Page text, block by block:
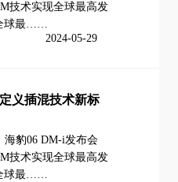
技术实现全球最高发
球最……
2024-05-29
义插混技术新标
海豹06 DM-i发布会
技术实现全球最高发
球最……